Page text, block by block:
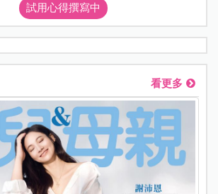
試用心得撰寫中
看更多